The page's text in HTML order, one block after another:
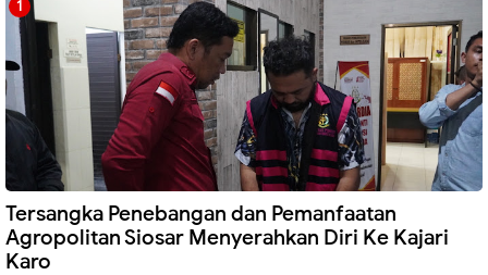
Tersangka Penebangan dan Pemanfaatan
Agropolitan Siosar Menyerahkan Diri Ke Kajari
Karo